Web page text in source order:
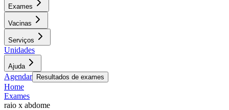
Exames
Vacinas
Serviços
Unidades
Ajuda
Agendar Resultados de exames
Home
Exames
raio x abdome